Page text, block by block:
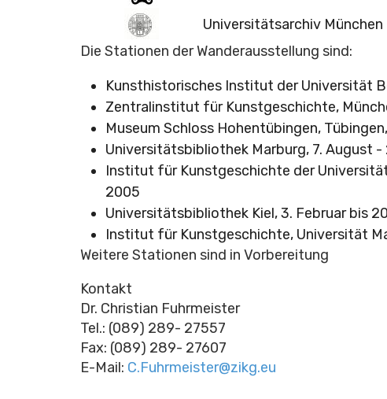
Universitätsarchiv München
Die Stationen der Wanderausstellung sind:
Kunsthistorisches Institut der Universität
Zentralinstitut für Kunstgeschichte,
Museum Schloss Hohentübingen,
Universitätsbibliothek Marburg, 7. August
Institut für Kunstgeschichte der
2005
Universitätsbibliothek Kiel, 3. Februar bis
Institut für Kunstgeschichte, Universität
Weitere Stationen sind in Vorbereitung
Kontakt
Dr. Christian Fuhrmeister
Tel.: (089) 289- 27557
Fax: (089) 289- 27607
E-Mail: C.Fuhrmeister@zikg.eu